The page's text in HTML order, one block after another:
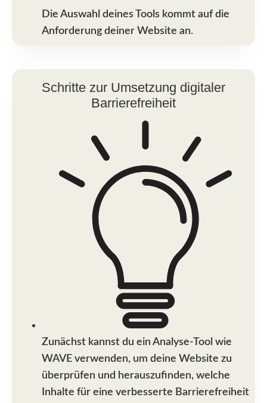
Die Auswahl deines Tools kommt auf die
Anforderung deiner Website an.
Schritte zur Umsetzung digitaler
Barrierefreiheit
Zunächst kannst du ein Analyse-Tool wie
WAVE verwenden, um deine Website zu
überprüfen und herauszufinden, welche
Inhalte für eine verbesserte Barrierefreiheit